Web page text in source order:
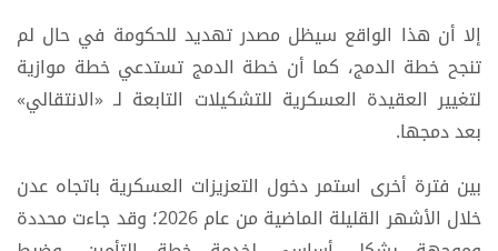
إلا أن هذا الواقع سيظل مصدر تهديد للحكومة في حال لم
تنجح خطة الدمج، كما أن خطة الدمج تستدعي خطة موازية
لتغيير العقيدة العسكرية للتشكيلات التابعة لـ «الانتقالي»
بعد دمجها.
بين فترة أخرى استمر دخول التعزيزات العسكرية باتجاه عدن
خلال الأشهر القليلة الماضية من عام 2026؛ وقد جاءت محددة